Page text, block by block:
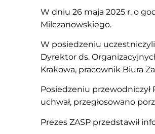
W dniu 26 maja 2025 r. o
Milczanowskiego.
W posiedzeniu
Dyrektor ds.
Krakowa, pracownik Biura
Posiedzeniu przewodniczył
uchwał, przegłosowano
Prezes ZASP przedstawił